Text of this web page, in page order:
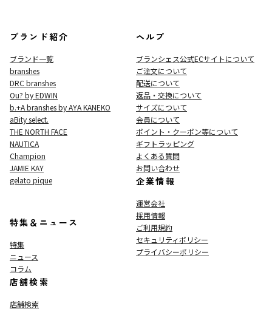
ブランド紹介
ブランド一覧
branshes
DRC branshes
Ou? by EDWIN
b.+A branshes by AYA KANEKO
aBity select.
THE NORTH FACE
NAUTICA
Champion
JAMIE KAY
gelato pique
特集＆ニュース
特集
ニュース
コラム
店舗検索
店舗検索
ヘルプ
ブランシェス公式ECサイトについて
ご注文について
配送について
返品・交換について
サイズについて
会員について
ポイント・クーポン等について
ギフトラッピング
よくある質問
お問い合わせ
企業情報
運営会社
採用情報
ご利用規約
セキュリティポリシー
プライバシーポリシー